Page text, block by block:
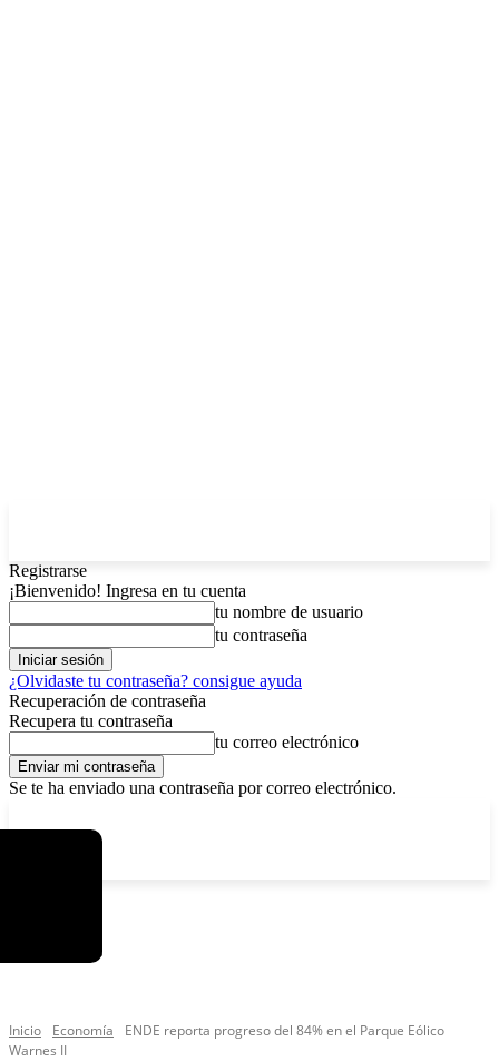
Registrarse
¡Bienvenido! Ingresa en tu cuenta
tu nombre de usuario
tu contraseña
¿Olvidaste tu contraseña? consigue ayuda
Recuperación de contraseña
Recupera tu contraseña
tu correo electrónico
Se te ha enviado una contraseña por correo electrónico.
Inicio Economía
ENDE reporta progreso del 84% en el Parque Eólico
Warnes II